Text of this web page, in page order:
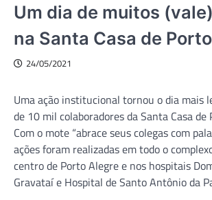
Um dia de muitos
na Santa Casa de
24/05/2021
Uma ação institucional tornou o dia mais
de 10 mil colaboradores da Santa Casa de
Com o mote “abrace seus colegas com
ações foram realizadas em todo o
centro de Porto Alegre e nos hospitais
Gravataí e Hospital de Santo Antônio da